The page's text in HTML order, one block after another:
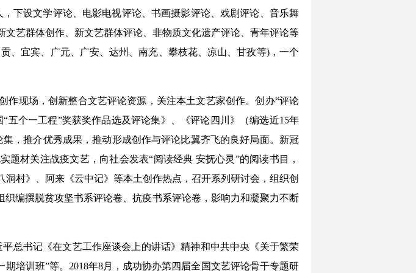
下设文学评论、电影电视评论、书画摄影评论、戏剧评论、音乐舞
艺群体创作、新文艺群体评论、非物质文化遗产评论、青年评论等
、宜宾、广元、广安、达州、南充、攀枝花、凉山、甘孜等)，一个
现场，创新整合文艺评论资源，关注本土文艺家创作。创办“评论
个一工程”奖获奖作品选及评论集》、《评论四川》（编选近15年
，推介优秀成果，推动形成创作与评论比翼齐飞的良好局面。新冠
材关注战疫文艺，向社会发表“阅读经典 安抚心灵”的阅读书目，
村》、阿来《云中记》等本土创作热点，召开系列研讨会，组织创
编撰脱贫攻坚书系评论卷、抗疫书系评论卷，影响力和凝聚力不断
总书记《在文艺工作座谈会上的讲话》精神和中共中央《关于繁荣
培训班”等。2018年8月，成功协办第四届全国文艺评论骨干专题研